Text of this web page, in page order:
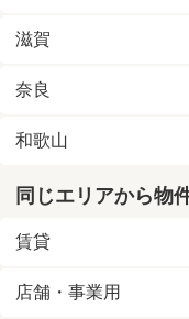
滋賀
奈良
和歌山
同じエリアから物
賃貸
店舗・事業用